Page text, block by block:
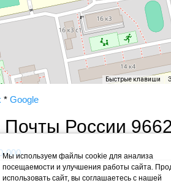
Быстрые клавиши
* Google
России
000
Мы используем файлы cookie для анализа
посещаемости и улучшения работы сайта.
использовать сайт, вы соглашаетесь с нашей